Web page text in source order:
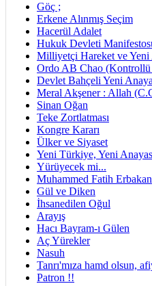
Göç ;
Erkene Alınmış Seçim
Hacerül Adalet
Hukuk Devleti
Milliyetçi Hareket ve Yeni
Ordo AB Chao
Devlet Bahçeli Yeni
Meral Akşener : Allah
Sinan Oğan
Teke Zortlatması
Kongre Kararı
Ülker ve Siyaset
Yeni Türkiye, Yeni
Yürüyecek mi...
Muhammed Fatih Erbakan
Gül ve Diken
İhsanedilen Oğul
Arayış
Hacı Bayram-ı Gülen
Aç Yürekler
Nasuh
Tanrı'mıza hamd olsun,
Patron !!